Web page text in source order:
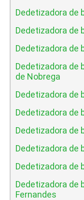
Dedetizadora de
Dedetizadora de
Dedetizadora de
Dedetizadora de
de Nobrega
Dedetizadora de
Dedetizadora de
Dedetizadora de
Dedetizadora de
Dedetizadora de
Dedetizadora de
Fernandes